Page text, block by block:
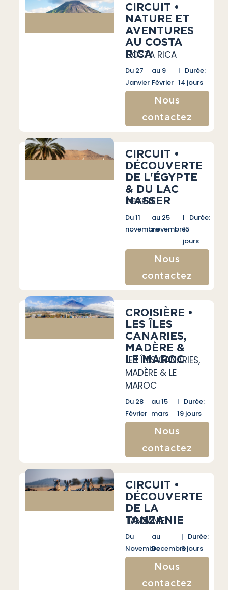
CIRCUIT •
NATURE ET
AVENTURES
AU COSTA
RICA
COSTA RICA
Du 27
Janvier
au 9
Février
| Durée:
14 jours
Nous
contactez
CIRCUIT •
DÉCOUVERTE
DE L'ÉGYPTE
& DU LAC
NASSER
ÉGYPTE
Du 11
novembre
au 25
novembre
| Durée:
15
jours
Nous
contactez
CROISIÈRE •
LES ÎLES
CANARIES,
MADÈRE &
LE MAROC
LES ÎLES CANARIES,
MADÈRE & LE
MAROC
Du 28
Février
au 15
mars
| Durée:
19 jours
Nous
contactez
CIRCUIT •
DÉCOUVERTE
DE LA
TANZANIE
TANZANIE
Du
Novembre
au
Decembre
| Durée:
8 jours
Nous
contactez